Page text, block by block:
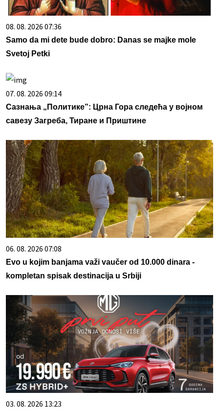
08. 08. 2026 07:36
Samo da mi dete bude dobro: Danas se majke mole
Svetoj Petki
07. 08. 2026 09:14
Сазнања „Политике”: Црна Гора следећа у војном
савезу Загреба, Тиране и Приштине
06. 08. 2026 07:08
Evo u kojim banjama važi vaučer od 10.000 dinara -
kompletan spisak destinacija u Srbiji
03. 08. 2026 13:23